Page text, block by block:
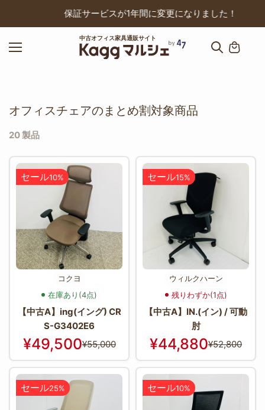
保証サービスが1年間に変更になりました！
中古オフィス家具通販サイト
オフィスチェアのまとめ割対象商品
20 製品
セール10%
コクヨ
在庫あり(4点)
【中古A】ing(イング) CR
S-G3402E6
¥49,500¥55,000
セール15%
ウィルクハーン
残りわずか(1点)
【中古A】IN.(イン) / 可動
肘
¥44,880¥52,800
セール25% セール10%